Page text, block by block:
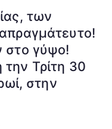
η ν.
"Ο
των
στο γύψο!
Τρίτη 30
στην